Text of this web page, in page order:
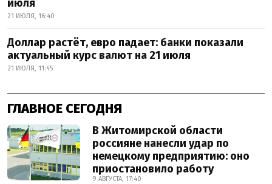
июля
21 ИЮЛЯ, 16:40
Доллар растёт, евро падает: банки показали
актуальный курс валют на 21 июля
21 ИЮЛЯ, 11:45
ГЛАВНОЕ СЕГОДНЯ
В Житомирской области
россияне нанесли удар по
немецкому предприятию: оно
приостановило работу
9 АВГУСТА, 17:40